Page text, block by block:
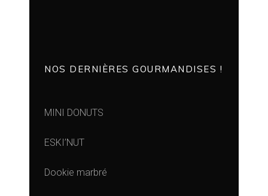
NOS DERNIÈRES GOURMANDISES !
MINI DONUTS
ESKI’NUT
Dookie marbré